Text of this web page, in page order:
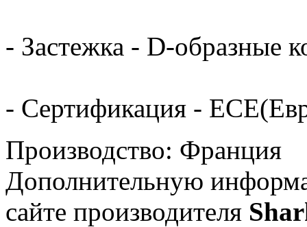
- Застежка - D-образные
- Сертификация -
Производство: Франция
Дополнительную
сайте производителя